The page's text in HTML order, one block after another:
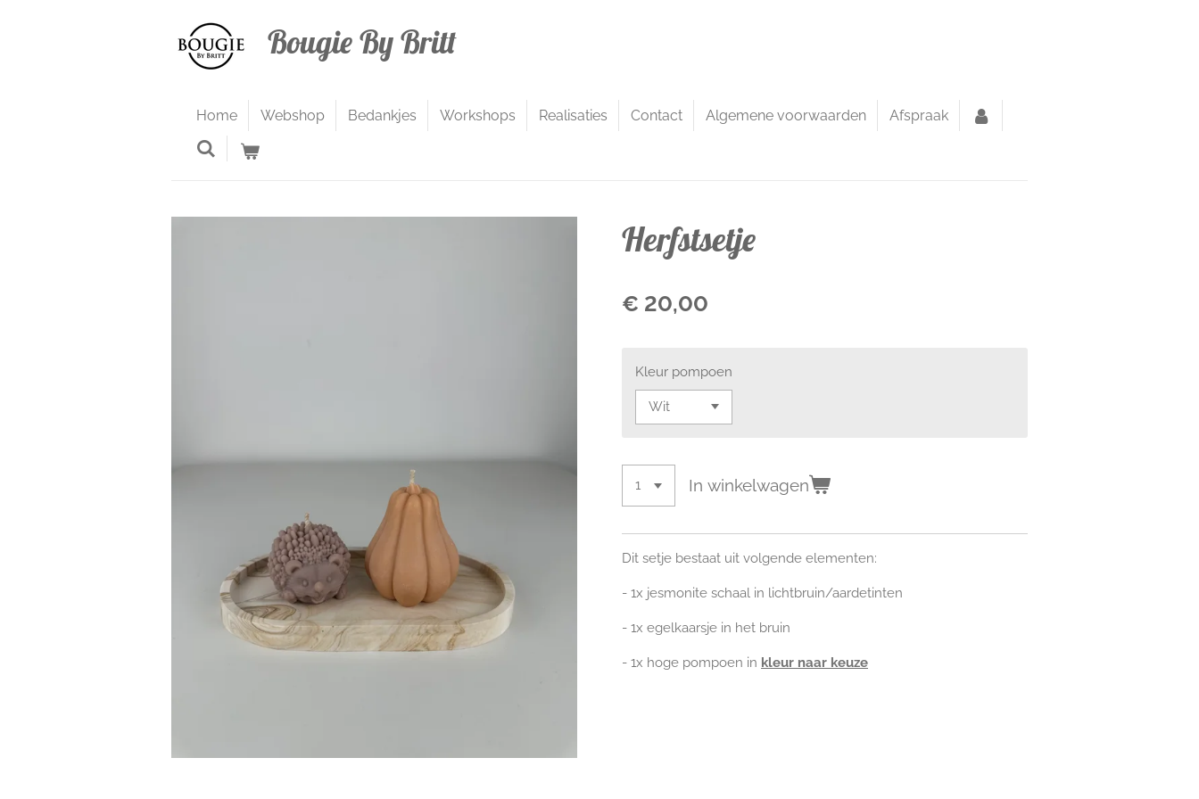
Bougie By Britt
Home Webshop Bedankjes Workshops Realisaties Contact Algemene voorwaarden Afspraak
Herfstsetje
€ 20,00
Kleur pompoen
In winkelwagen
Dit setje bestaat uit volgende elementen:
- 1x jesmonite schaal in lichtbruin/aardetinten
- 1x egelkaarsje in het bruin
- 1x hoge pompoen in kleur naar keuze